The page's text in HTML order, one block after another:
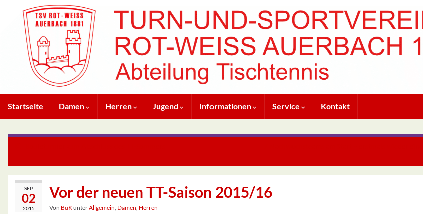
Startseite Damen Herren Jugend Informationen Service Kontakt
SEP.
02
2015
Vor der neuen TT-Saison 2015/16
Von BuKunterAllgemein, Damen, Herren